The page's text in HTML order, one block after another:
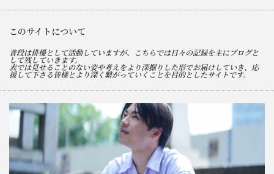
このサイトについて
普段は俳優として活動していますが、こちらでは日々の記録を主にブログと
して残していきます。
表では見せることのない姿や考えをより深掘りした形でお届けしていき、応
援して下さる皆様とより深く繋がっていくことを目的としたサイトです。